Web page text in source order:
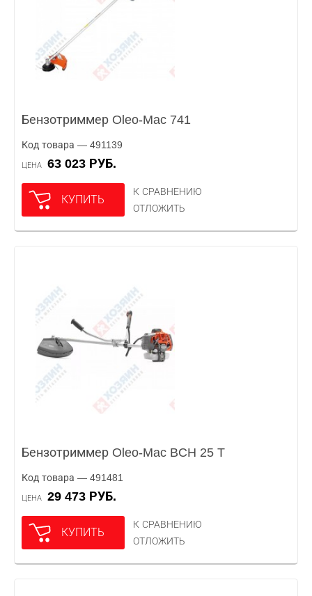
Бензотриммер Oleo-Mac 741
Код товара — 491139
ЦЕНА 63 023 РУБ.
КУПИТЬ
К СРАВНЕНИЮ
ОТЛОЖИТЬ
Бензотриммер Oleo-Mac BCH 25 T
Код товара — 491481
ЦЕНА 29 473 РУБ.
КУПИТЬ
К СРАВНЕНИЮ
ОТЛОЖИТЬ